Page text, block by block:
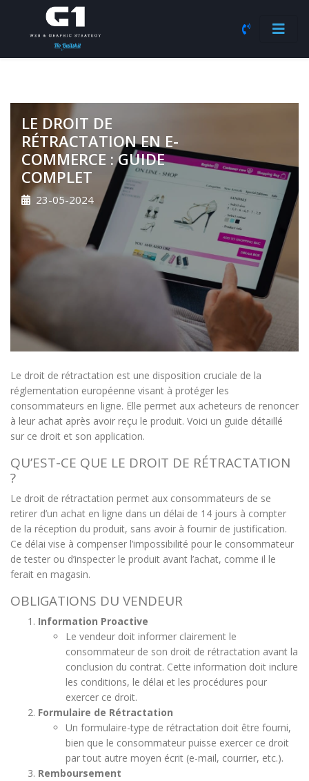
LE DROIT DE
RÉTRACTATION EN E-
COMMERCE : GUIDE
COMPLET
23-05-2024
Le droit de rétractation est une disposition cruciale de la
réglementation européenne visant à protéger les
consommateurs en ligne. Elle permet aux acheteurs de renoncer
à leur achat après avoir reçu le produit. Voici un guide détaillé
sur ce droit et son application.
QU’EST-CE QUE LE DROIT DE RÉTRACTATION
?
Le droit de rétractation permet aux consommateurs de se
retirer d’un achat en ligne dans un délai de 14 jours à compter
de la réception du produit, sans avoir à fournir de justification.
Ce délai vise à compenser l’impossibilité pour le consommateur
de tester ou d’inspecter le produit avant l’achat, comme il le
ferait en magasin.
OBLIGATIONS DU VENDEUR
Information Proactive
Le vendeur doit informer clairement le
consommateur de son droit de rétractation avant la
conclusion du contrat. Cette information doit inclure
les conditions, le délai et les procédures pour
exercer ce droit.
Formulaire de Rétractation
Un formulaire-type de rétractation doit être fourni,
bien que le consommateur puisse exercer ce droit
par tout autre moyen écrit (e-mail, courrier, etc.).
Remboursement